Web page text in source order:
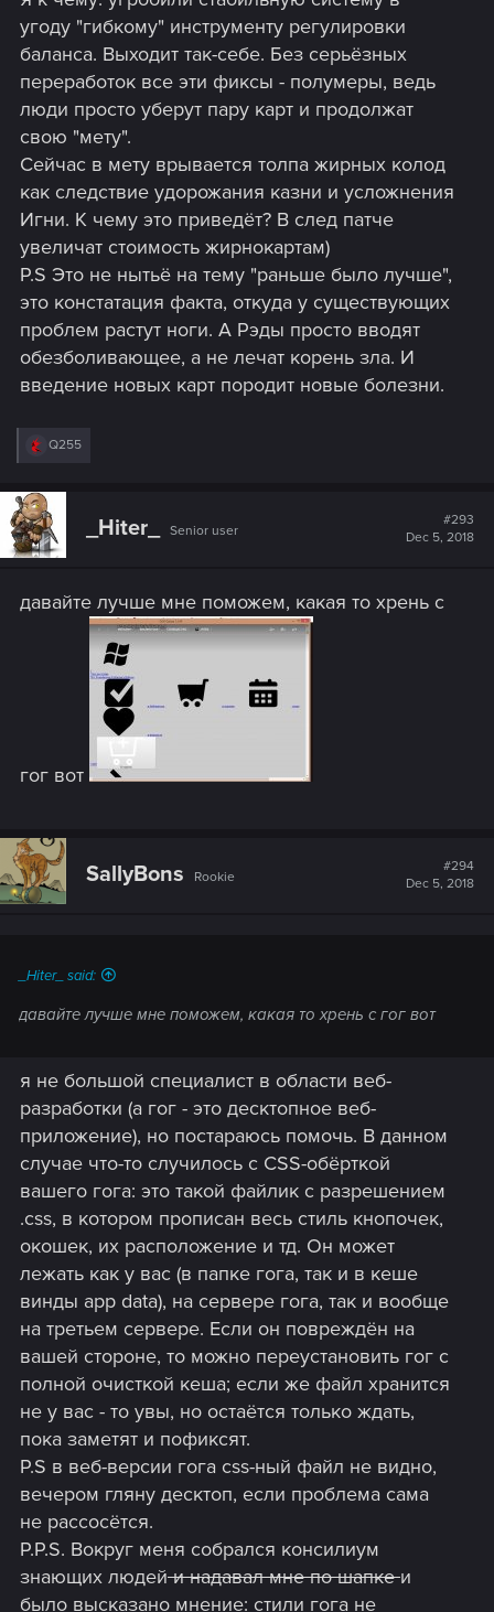
угоду "гибкому" инструменту регулировки
баланса. Выходит так-себе. Без серьёзных
переработок все эти фиксы - полумеры, ведь
люди просто уберут пару карт и продолжат
свою "мету".
Сейчас в мету врывается толпа жирных колод
как следствие удорожания казни и усложнения
Игни. К чему это приведёт? В след патче
увеличат стоимость жирнокартам)
P.S Это не нытьё на тему "раньше было лучше",
это констатация факта, откуда у существующих
проблем растут ноги. А Рэды просто вводят
обезболивающее, а не лечат корень зла. И
введение новых карт породит новые болезни.
R
c
t
i
o
:
Q255
_Hiter_ Senior user
#293
Dec 5, 2018
давайте лучше мне поможем, какая то хрень с
гог вот
SallyBons Rookie
#294
Dec 5, 2018
_Hiter_ said:
давайте лучше мне поможем, какая то хрень с гог вот
я не большой специалист в области веб-
разработки (а гог - это десктопное веб-
приложение), но постараюсь помочь. В данном
случае что-то случилось с CSS-обёрткой
вашего гога: это такой файлик с разрешением
.css, в котором прописан весь стиль кнопочек,
окошек, их расположение и тд. Он может
лежать как у вас (в папке гога, так и в кеше
винды app data), на сервере гога, так и вообще
на третьем сервере. Если он повреждён на
вашей стороне, то можно переустановить гог с
полной очисткой кеша; если же файл хранится
не у вас - то увы, но остаётся только ждать,
пока заметят и пофиксят.
P.S в веб-версии гога css-ный файл не видно,
вечером гляну десктоп, если проблема сама
не рассосётся.
P.P.S. Вокруг меня собрался консилиум
знающих людейи надавал мне по шапкеи
было высказано мнение: стили гога не